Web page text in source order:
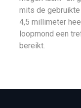
mits de
4,5 millimeter
loopmond een
bereikt.